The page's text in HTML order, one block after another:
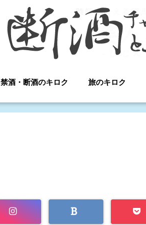
禁酒・断酒のキロク 旅のキロク